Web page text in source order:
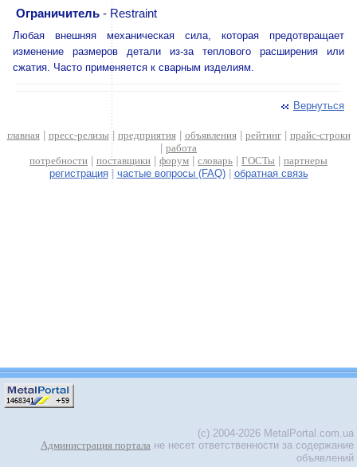
Ограничитель - Restraint
Любая внешняя механическая сила, которая предотвращает
изменение размеров детали из-за теплового расширения или
сжатия. Часто применяется к сварным изделиям.
Вернуться
главная| пресс-релизы | предприятия| объявления| рейтинг| прайс-строки
работа
потребности
поставщики форум словарь ГОСТы
партнеры
регистрация| частые вопросы (FAQ)| обратная связь
(c) 2004-2026 MetalPortal.com.ua
Администрация портала не несет ответственности за содержание
объявлений